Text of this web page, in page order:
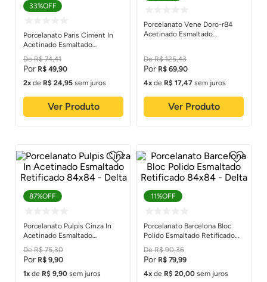
33%OFF
Porcelanato Paris Ciment In
Acetinado Esmaltado
Retificado 84,0x84,0 - Delta
R$ 74,41
R$ 49,90
2
de R$ 24,95 sem juros
Ver Produto
Porcelanato Vene Doro-r84
Acetinado Esmaltado
R$ 125,43
R$ 69,90
4
de R$ 17,47 sem juros
Ver Produto
87%OFF
Porcelanato Pulpis Cinza In
Acetinado Esmaltado
Retificado 84x84 - Delta
R$ 75,30
R$ 9,90
1
de R$ 9,90 sem juros
11%OFF
Porcelanato Barcelona Bloc
Polido Esmaltado Retificado
84x84 - Delta
R$ 90,36
R$ 79,99
4
de R$ 20,00 sem juros